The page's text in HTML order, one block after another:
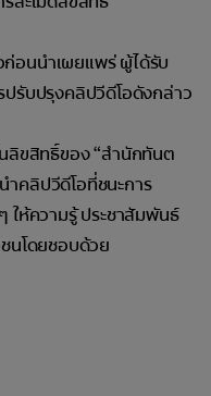
อนนำเผยแพร่ ผู้ได้รับ
ปรับปรุงคลิปวีดีโอดังกล่าว
ลิขสิทธิ์ของ “สำนักทันต
คลิปวีดีโอที่ชนะการ
ให้ความรู้ ประชาสัมพันธ์
นโดยชอบด้วย